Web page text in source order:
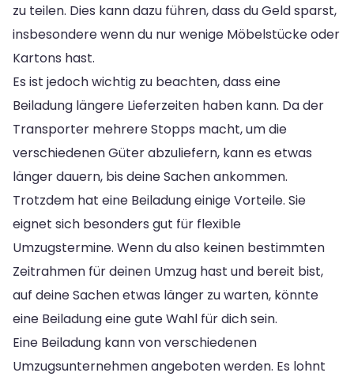
zu teilen. Dies kann dazu führen, dass du Geld sparst,
insbesondere wenn du nur wenige Möbelstücke oder
Kartons hast.
Es ist jedoch wichtig zu beachten, dass eine
Beiladung längere Lieferzeiten haben kann. Da der
Transporter mehrere Stopps macht, um die
verschiedenen Güter abzuliefern, kann es etwas
länger dauern, bis deine Sachen ankommen.
Trotzdem hat eine Beiladung einige Vorteile. Sie
eignet sich besonders gut für flexible
Umzugstermine. Wenn du also keinen bestimmten
Zeitrahmen für deinen Umzug hast und bereit bist,
auf deine Sachen etwas länger zu warten, könnte
eine Beiladung eine gute Wahl für dich sein.
Eine Beiladung kann von verschiedenen
Umzugsunternehmen angeboten werden. Es lohnt